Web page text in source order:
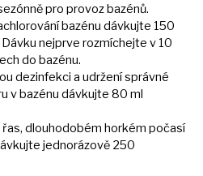
pro provoz bazénů.
bazénu dávkujte 150
nejprve rozmíchejte v 10
do bazénu.
dezinfekci a udržení správné
vbazénu dávkujte 80 ml
dlouhodobém horkém počasí
jednorázově 250